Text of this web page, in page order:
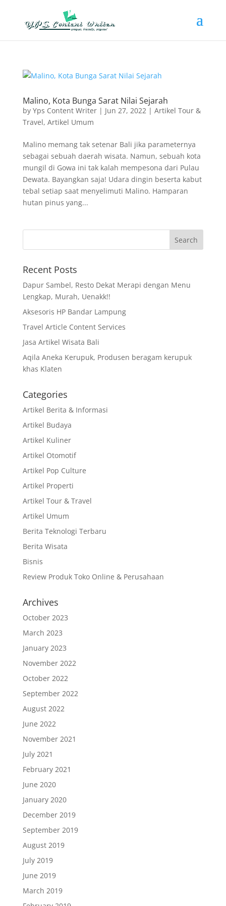
Malino, Kota Bunga Sarat Nilai Sejarah
by Yps Content Writer| Jun 27, 2022| Artikel Tour &
Travel, Artikel Umum
Malino memang tak setenar Bali jika parameternya
sebagai sebuah daerah wisata. Namun, sebuah kota
mungil di Gowa ini tak kalah mempesona dari Pulau
Dewata. Bayangkan saja! Udara dingin beserta kabut
tebal setiap saat menyelimuti Malino. Hamparan
hutan pinus yang...
Recent Posts
Dapur Sambel, Resto Dekat Merapi dengan Menu
Lengkap, Murah, Uenakk!!
Aksesoris HP Bandar Lampung
Travel Article Content Services
Jasa Artikel Wisata Bali
Aqila Aneka Kerupuk, Produsen beragam kerupuk
khas Klaten
Categories
Artikel Berita & Informasi
Artikel Budaya
Artikel Kuliner
Artikel Otomotif
Artikel Pop Culture
Artikel Properti
Artikel Tour & Travel
Artikel Umum
Berita Teknologi Terbaru
Berita Wisata
Bisnis
Review Produk Toko Online & Perusahaan
Archives
October 2023
March 2023
January 2023
November 2022
October 2022
September 2022
August 2022
June 2022
November 2021
July 2021
February 2021
June 2020
January 2020
December 2019
September 2019
August 2019
July 2019
June 2019
March 2019